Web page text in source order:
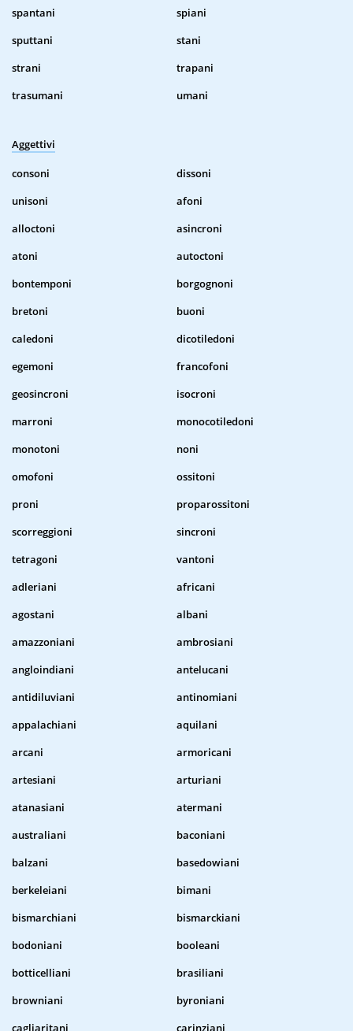
spantani
spiani
sputtani
stani
strani
trapani
trasumani
umani
Aggettivi
consoni
dissoni
unisoni
afoni
alloctoni
asincroni
atoni
autoctoni
bontemponi
borgognoni
bretoni
buoni
caledoni
dicotiledoni
egemoni
francofoni
geosincroni
isocroni
marroni
monocotiledoni
monotoni
noni
omofoni
ossitoni
proni
proparossitoni
scorreggioni
sincroni
tetragoni
vantoni
adleriani
africani
agostani
albani
amazzoniani
ambrosiani
angloindiani
antelucani
antidiluviani
antinomiani
appalachiani
aquilani
arcani
armoricani
artesiani
arturiani
atanasiani
atermani
australiani
baconiani
balzani
basedowiani
berkeleiani
bimani
bismarchiani
bismarckiani
bodoniani
booleani
botticelliani
brasiliani
browniani
byroniani
cagliaritani
carinziani